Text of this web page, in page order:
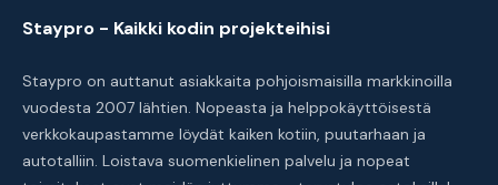
Staypro - Kaikki kodin projekteihisi
Staypro on auttanut asiakkaita pohjoismaisilla markkinoilla
vuodesta 2007 lähtien. Nopeasta ja helppokäyttöisestä
verkkokaupastamme löydät kaiken kotiin, puutarhaan ja
autotalliin. Loistava suomenkielinen palvelu ja nopeat